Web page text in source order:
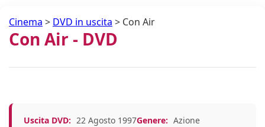
Cinema > DVD in uscita > Con Air
Con Air - DVD
Uscita DVD: 22 Agosto 1997Genere: Azione